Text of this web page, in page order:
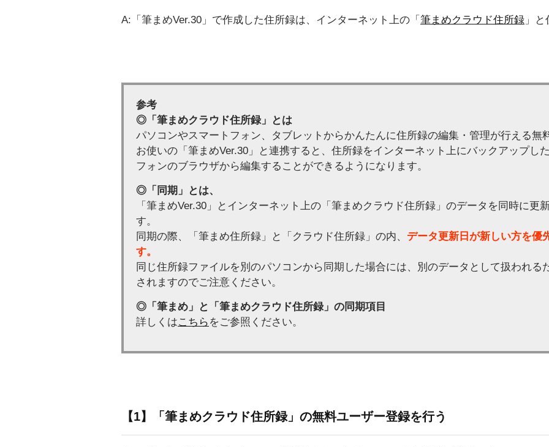
A:「筆まめVer.30」で作成した住所録は、インターネット上の「 筆まめクラウド住所録 」
参考
◎「筆まめクラウド住所録」とは
パソコンやスマートフォン、タブレットからかんたんに住所録の編集・管理が行える無
お使いの「筆まめVer.30」と連携すると、住所録をインターネット上にバックアップし
フォンのブラウザから編集することができるようになります。
◎「同期」とは、
「筆まめVer.30」とインターネット上の「筆まめクラウド住所録」のデータを同時に更
す。
同期の際、「筆まめ住所録」と「クラウド住所録」の内、 データ更新日が新しい方を優
す。
同じ住所録ファイルを別のパソコンから同期した場合には、別のデータとして扱われる
されますのでご注意ください。
◎「筆まめ」と「筆まめクラウド住所録」の同期項目
詳しくはこちら をご参照ください。
【1】「筆まめクラウド住所録」の無料ユーザー登録を行う